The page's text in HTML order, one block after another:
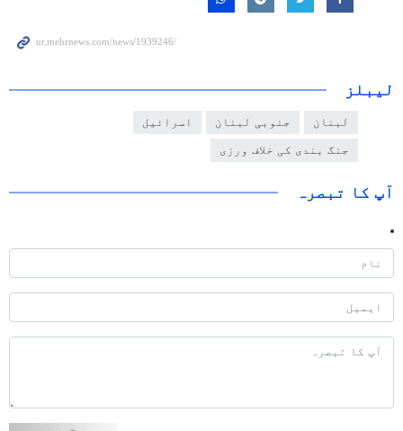
لیبلز
لبنان جنوبی لبنان اسرائیل
جنگ بندی کی خلاف ورزی
آپ کا تبصرہ